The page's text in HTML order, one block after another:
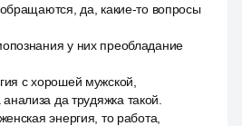
обращаются, да, какие-то вопросы
у них преобладание
с хорошей мужской,
да трудяжка такой.
энергия, то работа,